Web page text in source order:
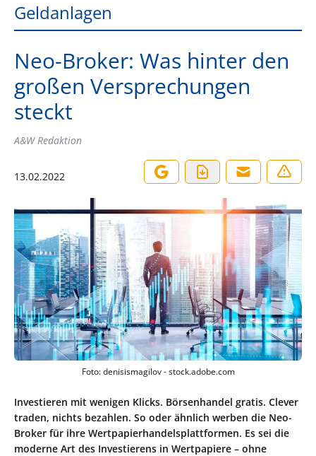
Geldanlagen
Neo-Broker: Was hinter den
großen Versprechungen
steckt
A&W Redaktion
13.02.2022
Foto: denisismagilov - stock.adobe.com
Investieren mit wenigen Klicks. Börsenhandel gratis. Clever
traden, nichts bezahlen. So oder ähnlich werben die Neo-
Broker für ihre Wertpapierhandelsplattformen. Es sei die
moderne Art des Investierens in Wertpapiere – ohne